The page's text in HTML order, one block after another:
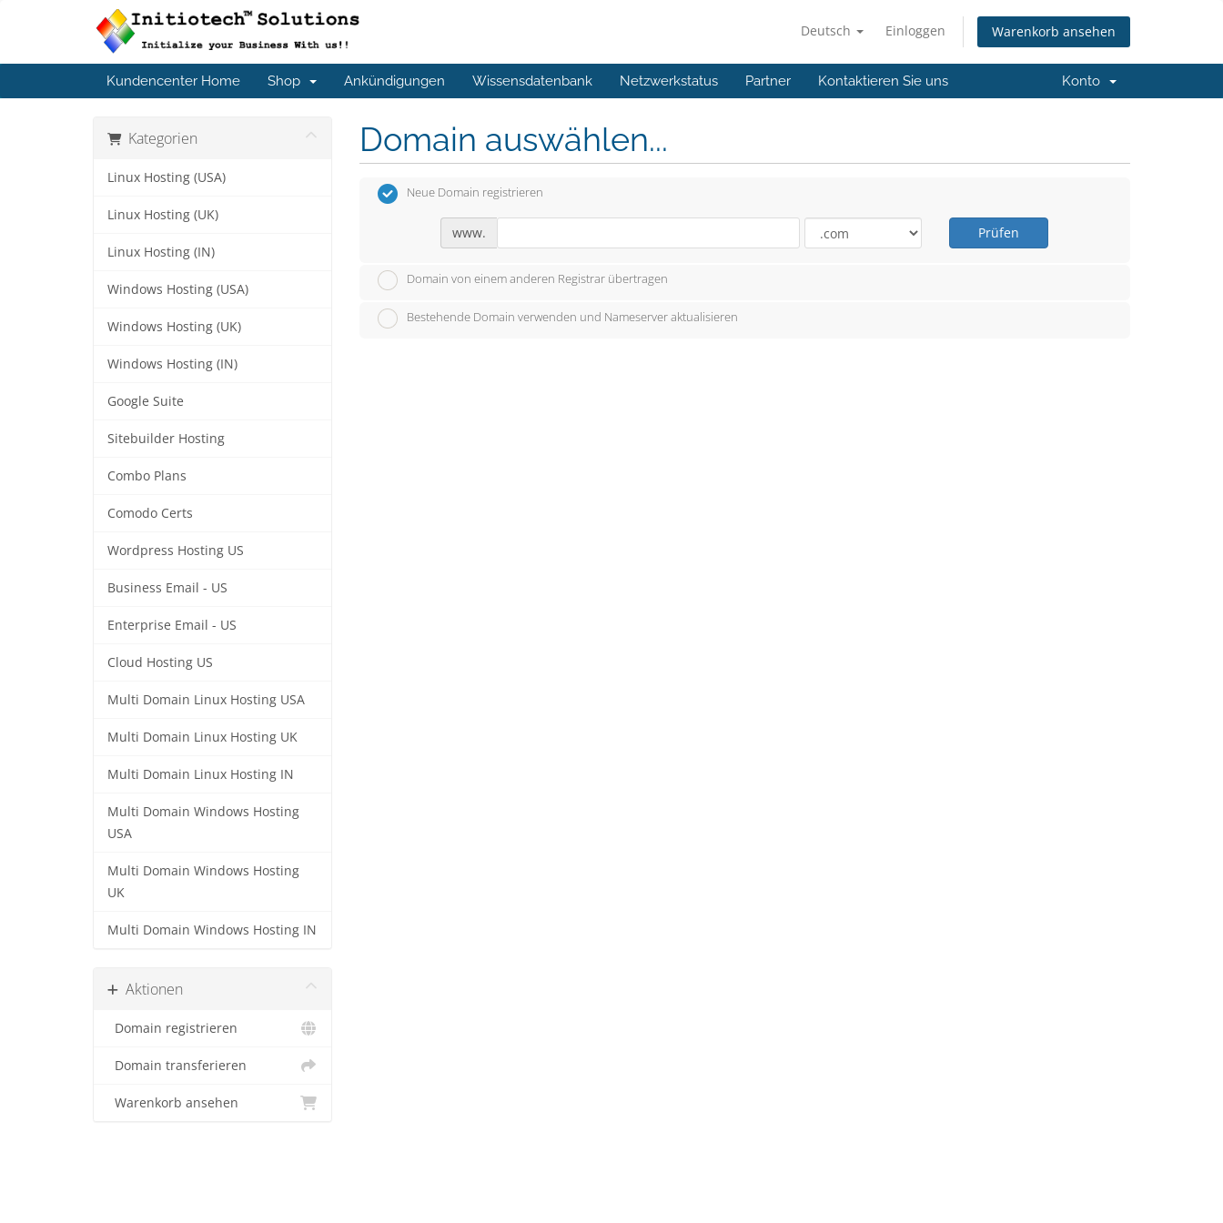
Deutsch Einloggen Warenkorb ansehen
Kundencenter Home Shop Ankündigungen Wissensdatenbank Netzwerkstatus Partner Kontaktieren Sie uns Konto
Kategorien
Linux Hosting (USA)
Linux Hosting (UK)
Linux Hosting (IN)
Windows Hosting (USA)
Windows Hosting (UK)
Windows Hosting (IN)
Google Suite
Sitebuilder Hosting
Combo Plans
Comodo Certs
Wordpress Hosting US
Business Email - US
Enterprise Email - US
Cloud Hosting US
Multi Domain Linux Hosting USA
Multi Domain Linux Hosting UK
Multi Domain Linux Hosting IN
Multi Domain Windows Hosting
USA
Multi Domain Windows Hosting
UK
Multi Domain Windows Hosting IN
Aktionen
Domain registrieren
Domain transferieren
Warenkorb ansehen
Domain auswählen...
Neue Domain registrieren
www. Prüfen
Domain von einem anderen Registrar übertragen
Bestehende Domain verwenden und Nameserver aktualisieren